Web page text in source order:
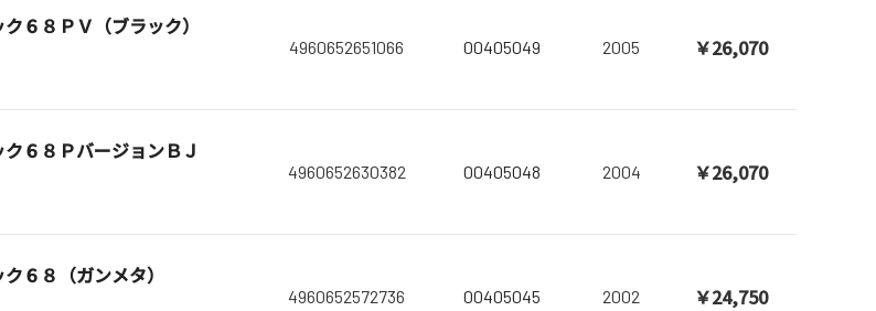
６８ＰＶ（ブラック）
4960652651066 00405049 2005 ￥26,070
６８ＰバージョンＢＪ
4960652630382 00405048 2004 ￥26,070
６８（ガンメタ）
4960652572736 00405045 2002 ￥24,750